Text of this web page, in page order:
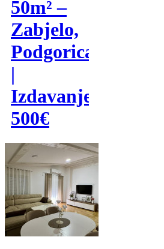
50m² –
Zabjelo,
Podgorica
|
Izdavanje
500€